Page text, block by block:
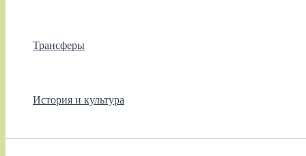
Трансферы
История и культура